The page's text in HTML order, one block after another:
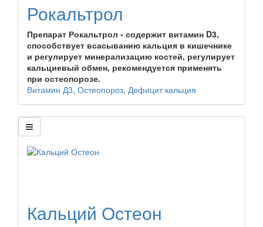
Рокальтрол
Препарат Рокальтрол - содержит витамин D3,
способствует всасыванию кальция в кишечнике
и регулирует минерализацию костей, регулирует
кальциевый обмен, рекомендуется применять
при остеопорозе.
Витамин Д3, Остеопороз, Дефицит кальция
Кальций Остеон